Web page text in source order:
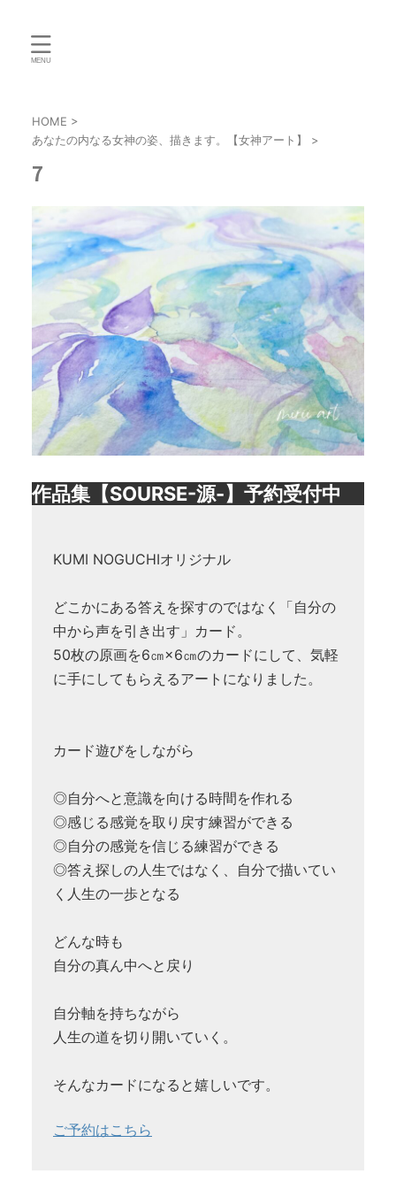
HOME >
あなたの内なる女神の姿、描きます。【女神アート】
>
7
作品集【SOURSE-源-】予約受付中
KUMI NOGUCHIオリジナル
どこかにある答えを探すのではなく「自分の
中から声を引き出す」カード。
50枚の原画を6㎝×6㎝のカードにして、気軽
に手にしてもらえるアートになりました。
カード遊びをしながら
◎自分へと意識を向ける時間を作れる
◎感じる感覚を取り戻す練習ができる
◎自分の感覚を信じる練習ができる
◎答え探しの人生ではなく、自分で描いてい
く人生の一歩となる
どんな時も
自分の真ん中へと戻り
自分軸を持ちながら
人生の道を切り開いていく。
そんなカードになると嬉しいです。
ご予約はこちら